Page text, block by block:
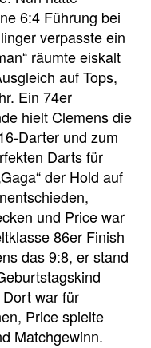
6:4 Führung bei
verpasste ein
räumte eiskalt
auf Tops,
Ein 74er
hielt Clemens die
Darter und zum
Darts für
der Hold auf
und Price war
86er Finish
das 9:8, er stand
war für
Price spielte
Matchgewinn.